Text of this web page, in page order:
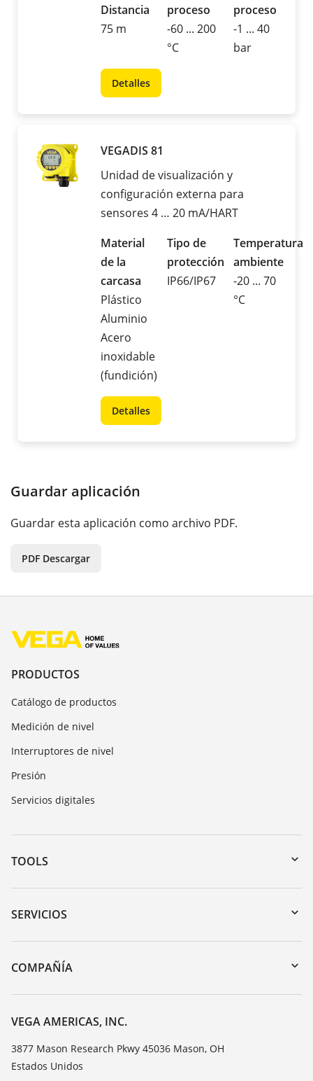
Distancia
75 m
proceso
-60 ... 200
°C
proceso
-1 ... 40
bar
Detalles
VEGADIS 81
Unidad de visualización y
configuración externa para
sensores 4 … 20 mA/HART
Material
de la
carcasa
Plástico
Aluminio
Acero
inoxidable
(fundición)
Tipo de
protección
IP66/IP67
Temperatura
ambiente
-20 ... 70
°C
Detalles
Guardar aplicación
Guardar esta aplicación como archivo PDF.
PDF Descargar
PRODUCTOS
Catálogo de productos
Medición de nivel
Interruptores de nivel
Presión
Servicios digitales
TOOLS
Zona de descarga
Búsqueda por número de serie
DTM Collection/PACTware
SERVICIOS
Devolución de instrumentos
Cursos de formacion
TeamViewer
COMPAÑÍA
Acerca de VEGA
Contacto
Notícias
Prensa
VEGA AMERICAS, INC.
3877 Mason Research Pkwy 45036 Mason, OH
Estados Unidos